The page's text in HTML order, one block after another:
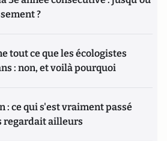
?
tout ce que les écologistes
: non, et voilà pourquoi
: ce qui s'est vraiment passé
regardait ailleurs